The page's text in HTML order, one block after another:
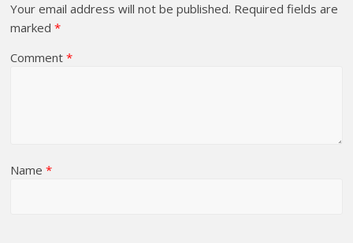
Your email address will not be published. Required fields are
marked*
Comment*
Name*